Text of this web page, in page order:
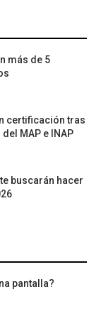
más de 5
certificación tras
MAP e INAP
buscarán hacer
pantalla?